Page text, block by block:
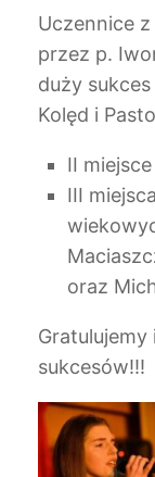
Uczennice
przez p.
duży
Kolęd i
II
III
oraz
sukcesów!!!